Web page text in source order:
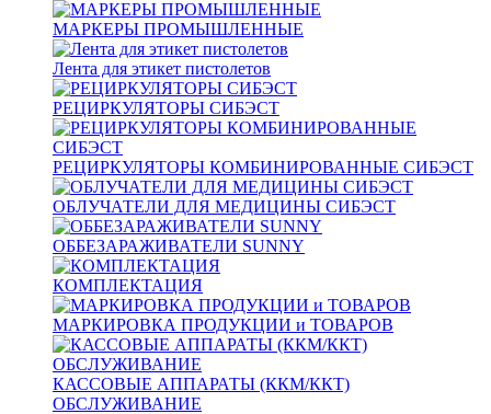
МАРКЕРЫ ПРОМЫШЛЕННЫЕ
Лента для этикет пистолетов
РЕЦИРКУЛЯТОРЫ СИБЭСТ
РЕЦИРКУЛЯТОРЫ КОМБИНИРОВАННЫЕ СИБЭСТ
ОБЛУЧАТЕЛИ ДЛЯ МЕДИЦИНЫ СИБЭСТ
ОББЕЗАРАЖИВАТЕЛИ SUNNY
КОМПЛЕКТАЦИЯ
МАРКИРОВКА ПРОДУКЦИИ и ТОВАРОВ
КАССОВЫЕ АППАРАТЫ (ККМ/ККТ)
ОБСЛУЖИВАНИЕ